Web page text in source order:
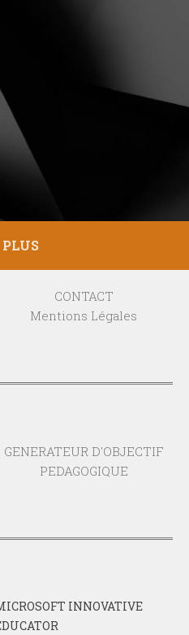
PLUS
CONTACT
Mentions Légales
GENERATEUR D'OBJECTIF
PEDAGOGIQUE
INNOVATIVE